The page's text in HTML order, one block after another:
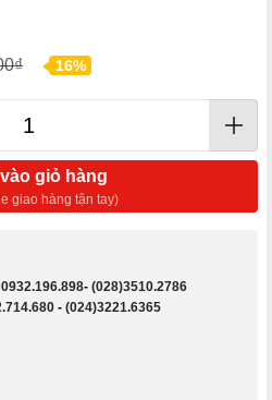
16%
giỏ hàng
giao hàng tận tay)
0932.196.898- (028)3510.2786
- (024)3221.6365